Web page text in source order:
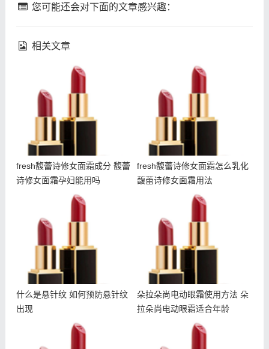
您可能还会对下面的文章感兴趣：
相关文章
fresh馥蕾诗修女面霜成分
fresh馥蕾诗修女面霜成分 馥蕾
诗修女面霜孕妇能用吗
fresh馥蕾诗修女面霜怎么
fresh馥蕾诗修女面霜怎么乳化
馥蕾诗修女面霜用法
什么是悬针纹 如何预防悬
什么是悬针纹 如何预防悬针纹
出现
朵拉朵尚电动眼霜使用方法
朵拉朵尚电动眼霜使用方法 朵
拉朵尚电动眼霜适合年龄
雅诗兰黛智妍眼霜和小棕瓶
冬天干夏天油怎么护肤 冬